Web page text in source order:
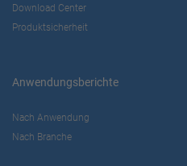
Download Center
Produktsicherheit
Anwendungsberichte
Nach Anwendung
Nach Branche